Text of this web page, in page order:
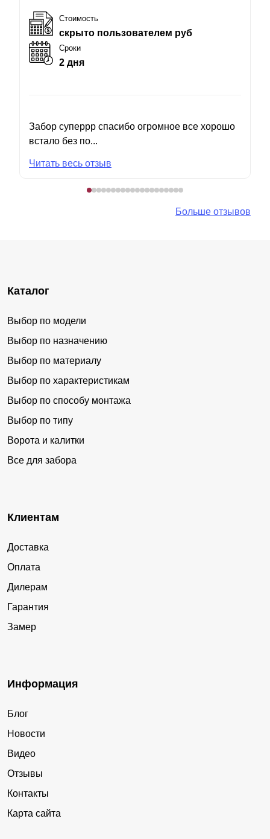
Стоимость
скрыто пользователем руб
Сроки
2 дня
Забор суперрр спасибо огромное все хорошо
встало без по...
Читать весь отзыв
Больше отзывов
Каталог
Выбор по модели
Выбор по назначению
Выбор по материалу
Выбор по характеристикам
Выбор по способу монтажа
Выбор по типу
Ворота и калитки
Все для забора
Клиентам
Доставка
Оплата
Дилерам
Гарантия
Замер
Информация
Блог
Новости
Видео
Отзывы
Контакты
Карта сайта